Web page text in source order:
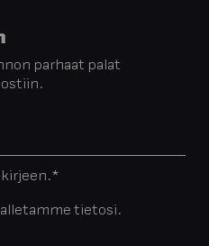
parhaat palat
*
tietosi.